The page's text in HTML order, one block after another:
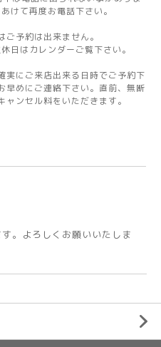
けて再度お電話下さい。
予約は出来ません。
日はカレンダーご覧下さい。
にご来店出来る日時でご予約下
早めにご連絡下さい。直前、無断
ンセル料をいただきます。
。よろしくお願いいたしま